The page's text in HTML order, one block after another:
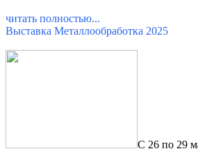
читать полностью...
Выставка Металлообработка 2025
С 26 по 29